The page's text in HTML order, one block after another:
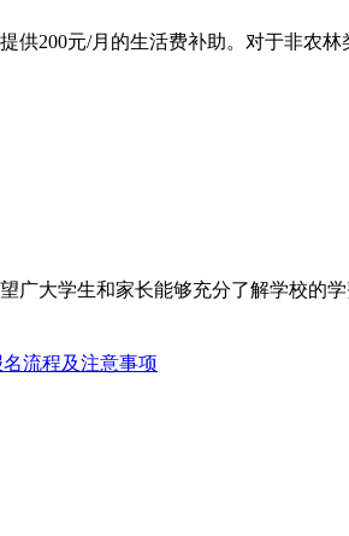
200元/月的生活费补助。对于非农
广大学生和家长能够充分了解学校的
流程及注意事项